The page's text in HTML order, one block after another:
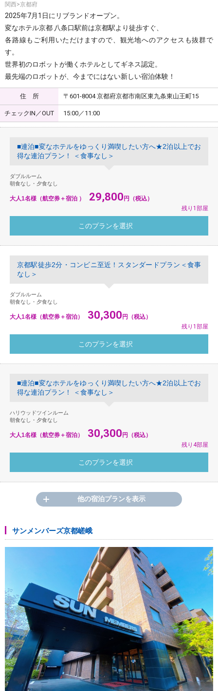
関西>京都府
2025年7月1日にリブランドオープン。
変なホテル京都 八条口駅前は京都駅より徒歩すぐ、
各路線もご利用いただけますので、観光地へのアクセスも抜群で
す。
世界初のロボットが働くホテルとしてギネス認定。
最先端のロボットが、今までにはない新しい宿泊体験！
住 所 〒601-8004 京都府京都市南区東九条東山王町15
チェックIN／OUT 15:00／11:00
■連泊■変なホテルをゆっくり満喫したい方へ★2泊以上でお
得な連泊プラン！ ＜食事なし＞
ダブルルーム
朝食なし・夕食なし
大人1名様（航空券＋宿泊 ） 29,800円（税込）
残り1部屋
京都駅徒歩2分・コンビニ至近！スタンダードプラン＜食事
なし＞
ダブルルーム
朝食なし・夕食なし
大人1名様（航空券＋宿泊） 30,300円（税込）
残り1部屋
■連泊■変なホテルをゆっくり満喫したい方へ★2泊以上でお
得な連泊プラン！ ＜食事なし＞
ハリウッドツインルーム
朝食なし・夕食なし
大人1名様（航空券＋宿泊） 30,300円（税込）
残り4部屋
他の宿泊プランを表示
サンメンバーズ京都嵯峨